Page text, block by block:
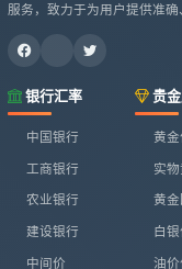
服务，致力于为用户提供准确
银行汇率
中国银行
工商银行
农业银行
建设银行
中间价
贵
黄
实
黄
白
油